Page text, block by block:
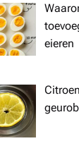
eieren